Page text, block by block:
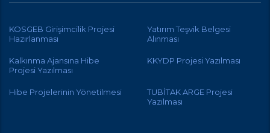
KOSGEB Girişimcilik Projesi
Hazırlanması
Yatırım Teşvik Belgesi
Alınması
Kalkınma Ajansına Hibe
Projesi Yazılması
KKYDP Projesi Yazılması
Hibe Projelerinin Yönetilmesi
TUBİTAK ARGE Projesi
Yazılması